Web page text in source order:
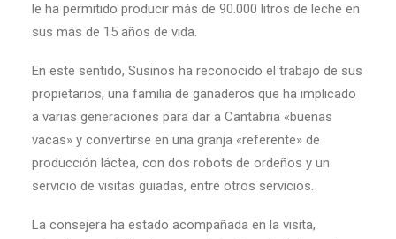
le ha permitido producir más de 90.000 litros de leche en
sus más de 15 años de vida.
En este sentido, Susinos ha reconocido el trabajo de sus
propietarios, una familia de ganaderos que ha implicado
a varias generaciones para dar a Cantabria «buenas
vacas» y convertirse en una granja «referente» de
producción láctea, con dos robots de ordeños y un
servicio de visitas guiadas, entre otros servicios.
La consejera ha estado acompañada en la visita,